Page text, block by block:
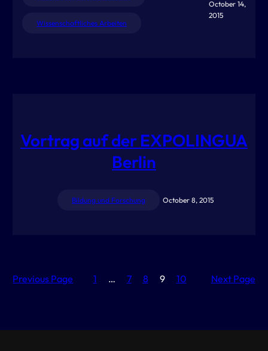
Wissenschaftliches Arbeiten
October 14,
2015
Vortrag auf der EXPOLINGUA
Berlin
Bildung und Forschung October 8, 2015
Previous Page 1 … 7 8 9 10 Next Page